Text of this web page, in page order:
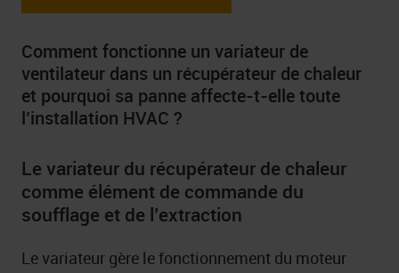
Comment fonctionne un variateur de
ventilateur dans un récupérateur de chaleur
et pourquoi sa panne affecte-t-elle toute
l’installation HVAC ?
Le variateur du récupérateur de chaleur
comme élément de commande du
soufflage et de l’extraction
Le variateur gère le fonctionnement du moteur